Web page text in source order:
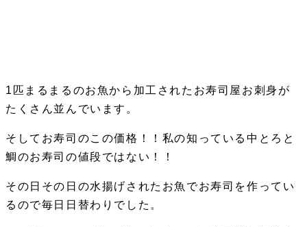
1匹まるまるのお魚から加工されたお寿司屋お刺身が
たくさん並んでいます。
そしてお寿司のこの価格！！私の知っている中とろと
鯛のお寿司の値段ではない！！
その日その日の水揚げされたお魚でお寿司を作ってい
るので毎日日替わりでした。